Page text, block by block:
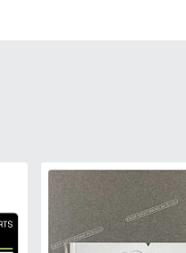
de fábrica, asegurando
Número de Pieza